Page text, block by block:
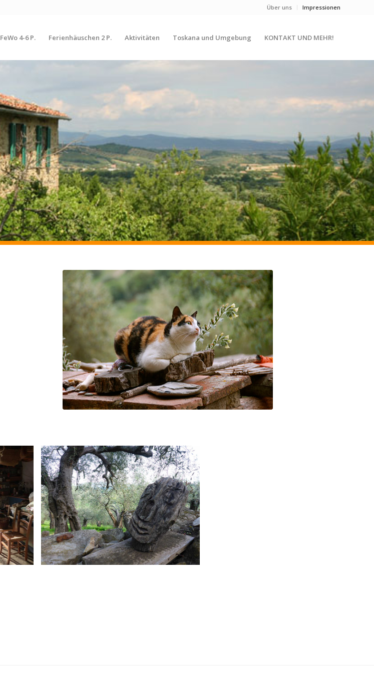
Über uns Impressionen
FeWo 4-6 P. Ferienhäuschen 2 P. Aktivitäten Toskana und Umgebung KONTAKT UND MEHR!